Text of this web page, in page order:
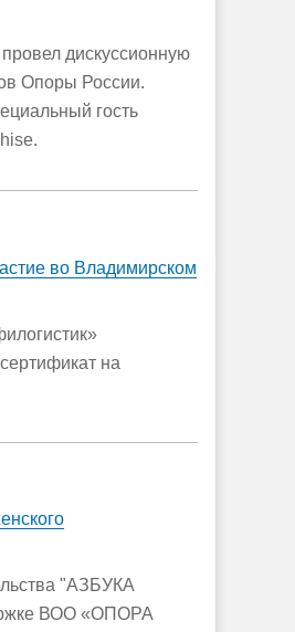
дискуссионную
Опоры России.
гость
во Владимирском
на
"АЗБУКА
ВОО «ОПОРА